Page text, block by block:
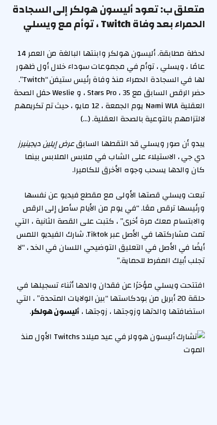
متعلق ب:تعود أليسون هولكر إلى السجادة
الحمراء بعد وفاة Twitch ، توأم مع ويسلي
لحظة مطابقة. أليسون هولكر وابنتها البالغة من العمر 14
عامًا ، ويسلي ، توأم في مجموعات سوداء خلال أول ظهور
لها في السجادة الحمراء منذ وفاة رئيس ستيفن “Twitch”.
حضر الرقص السابق مع Stars Pro ، 35 ، و Weslie حفل الصحة
العقلية Nami WLA يوم الجمعة ، 12 مايو ، حيث تم تكريمهم
لالتزامهم بالتوعية بالصحة العقلية. (…)
يبدو أن صور ويسلي قد التقطها السابقعرض إيلين ديجينيرز
دي جي ، الاستيلاء على الشاب في ملابس الملابس بينما
كان والدها يسحب وجوه الأخرق للكاميرا.
تبعت ويسلي قصتها الأولى مع مقطع فيديو عن نفسها
ورئيسها ترقص معًا. “في يوم من الأيام سأصل إلى الرقص
والابتسام معك مرة أخرى” ، كتبت على القصة الثانية ، التي
تمت مشاركتها في الأصل عبر Tiktok. شارك الفيديو اللمس
أيضًا في الأصل في التعليق التوضيحي اللسان في الخد ، “لا
تجلب أبيك المفرط للحماية.”
افتتحت ويسلي مؤخرًا عن فقدان والدها أثناء تسجيلها في
حلقة 20 أبريل من بودكاستها “بين الولايات المتحدة” ، التي
استضافتها والدتها وزوجتها ، زوجتها ،أليسون هولكر.